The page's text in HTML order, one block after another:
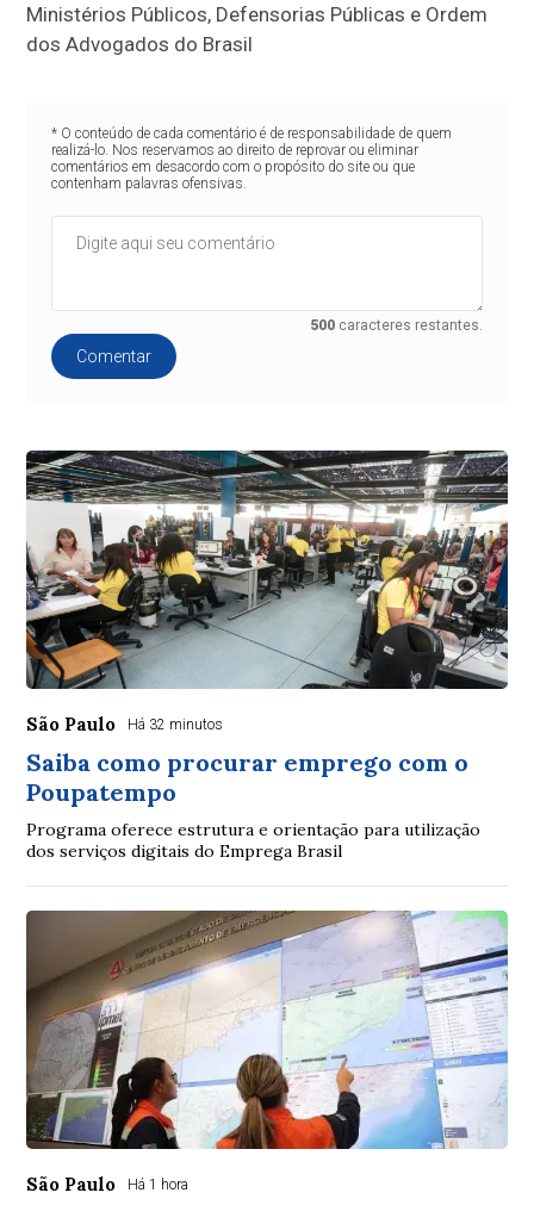
Ministérios Públicos, Defensorias Públicas e Ordem
dos Advogados do Brasil
* O conteúdo de cada comentário é de responsabilidade de quem
realizá-lo. Nos reservamos ao direito de reprovar ou eliminar
comentários em desacordo com o propósito do site ou que
contenham palavras ofensivas.
500 caracteres restantes.
Comentar
São Paulo Há 32 minutos
Saiba como procurar emprego com o
Poupatempo
Programa oferece estrutura e orientação para utilização
dos serviços digitais do Emprega Brasil
São Paulo Há 1 hora